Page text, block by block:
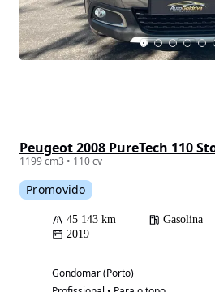
1199 cm3 • 110 cv
Promovido
45 143 km Gasolina
2019
Gondomar (Porto)